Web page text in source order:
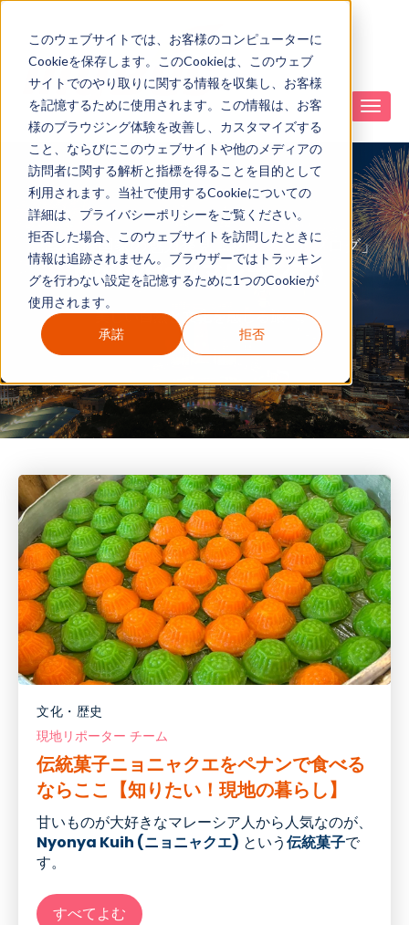
このウェブサイトでは、お客様のコンピューターに
Cookieを保存します。このCookieは、このウェブ
サイトでのやり取りに関する情報を収集し、お客様
を記憶するために使用されます。この情報は、お客
様のブラウジング体験を改善し、カスタマイズする
こと、ならびにこのウェブサイトや他のメディアの
訪問者に関する解析と指標を得ることを目的として
利用されます。当社で使用するCookieについての
詳細は、プライバシーポリシーをご覧ください。
拒否した場合、このウェブサイトを訪問したときに
情報は追跡されません。ブラウザーではトラッキン
グを行わない設定を記憶するために1つのCookieが
使用されます。
承諾 拒否
「多民族国家の魅力発見！マレーシアブログ」
Malaysia（マレーシア）
美しい自然と文化を感じる旅へ。
文化・歴史
現地リポーター チーム
伝統菓子ニョニャクエをペナンで食べる
ならここ【知りたい！現地の暮らし】
甘いものが大好きなマレーシア人から人気なのが、
Nyonya Kuih (ニョニャクエ) という伝統菓子で
す。
すべてよむ